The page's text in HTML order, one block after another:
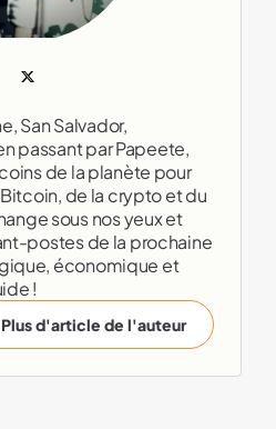
San Salvador,
passant par Papeete,
de la planète pour
de la crypto et du
sous nos yeux et
postes de la prochaine
économique et
!
Plus d'article de l'auteur